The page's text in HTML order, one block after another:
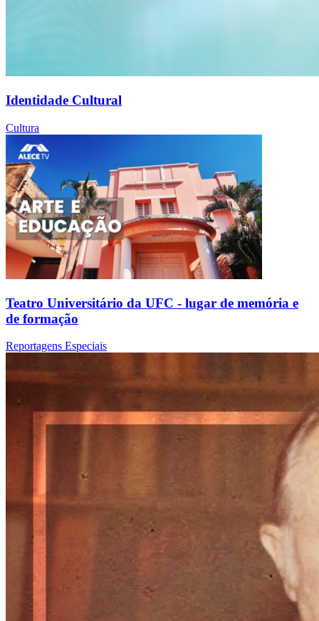
Identidade Cultural
Cultura
Teatro Universitário da UFC - lugar de memória e
de formação
Reportagens Especiais